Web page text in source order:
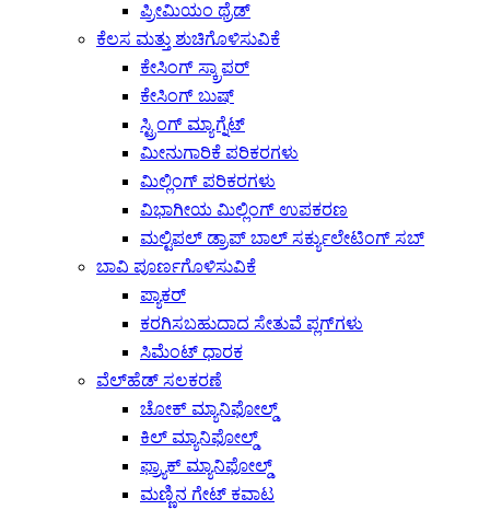
ಪ್ರೀಮಿಯಂ ಥ್ರೆಡ್
ಕೆಲಸ ಮತ್ತು ಶುಚಿಗೊಳಿಸುವಿಕೆ
ಕೇಸಿಂಗ್ ಸ್ಕ್ರಾಪರ್
ಕೇಸಿಂಗ್ ಬುಷ್
ಸ್ಟ್ರಿಂಗ್ ಮ್ಯಾಗ್ನೆಟ್
ಮೀನುಗಾರಿಕೆ ಪರಿಕರಗಳು
ಮಿಲ್ಲಿಂಗ್ ಪರಿಕರಗಳು
ವಿಭಾಗೀಯ ಮಿಲ್ಲಿಂಗ್ ಉಪಕರಣ
ಮಲ್ಟಿಪಲ್ ಡ್ರಾಪ್ ಬಾಲ್ ಸರ್ಕ್ಯುಲೇಟಿಂಗ್ ಸಬ್
ಬಾವಿ ಪೂರ್ಣಗೊಳಿಸುವಿಕೆ
ಪ್ಯಾಕರ್
ಕರಗಿಸಬಹುದಾದ ಸೇತುವೆ ಪ್ಲಗ್‌ಗಳು
ಸಿಮೆಂಟ್ ಧಾರಕ
ವೆಲ್‌ಹೆಡ್ ಸಲಕರಣೆ
ಚೋಕ್ ಮ್ಯಾನಿಫೋಲ್ಡ್
ಕಿಲ್ ಮ್ಯಾನಿಫೋಲ್ಡ್
ಫ್ರ್ಯಾಕ್ ಮ್ಯಾನಿಫೋಲ್ಡ್
ಮಣ್ಣಿನ ಗೇಟ್ ಕವಾಟ